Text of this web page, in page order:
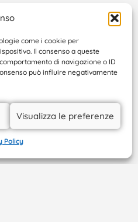
come i cookie per
Il consenso a queste
di navigazione o ID
può influire negativamente
Visualizza le preferenze
Policy